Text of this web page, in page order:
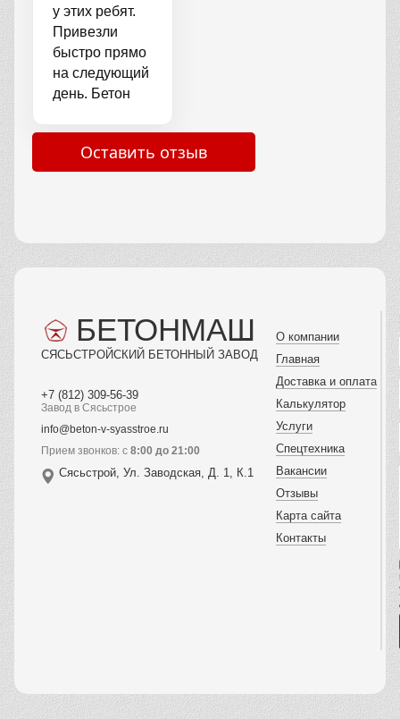
помогли
залить
молодцы.
Цена
нормальная
общем
доволен
у этих ребят.
Привезли
быстро прямо
на следующий
день. Бетон
качественным
заливал
фундамент
Водители
заливкой.
Цена
приемлемая
переплатил.
Смесь была
равномерной
укладывалась.
бетона.
Оставить отзыв
БЕТОНМАШ
СЯСЬСТРОЙСКИЙ БЕТОННЫЙ ЗАВОД
+7 (812) 309-56-39
Завод в Сясьстрое
info@beton-v-syasstroe.ru
Прием звонков: с 8:00 до 21:00
Сясьстрой, Ул. Заводская, Д. 1, К.1
О компании
Главная
Доставка и оплата
Калькулятор
Услуги
Спецтехника
Вакансии
Отзывы
Карта сайта
Контакты